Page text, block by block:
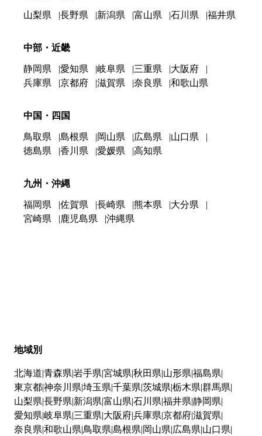
山梨県 長野県 新潟県 富山県 石川県 福井県
中部・近畿
静岡県 愛知県 岐阜県 三重県
大阪府
兵庫県
京都府 滋賀県 奈良県 和歌山県
中国・四国
鳥取県 島根県 岡山県 広島県
山口県
徳島県
香川県 愛媛県 高知県
九州・沖縄
福岡県 佐賀県 長崎県 熊本県
大分県
宮崎県
鹿児島県 沖縄県
地域別
北海道 青森県 岩手県 宮城県 秋田県 山形県 福島県
東京都神奈川県 埼玉県 千葉県 茨城県 栃木県 群馬県
山梨県 長野県 新潟県 富山県 石川県 福井県 静岡県
愛知県 岐阜県 三重県 大阪府兵庫県 京都府滋賀県
奈良県 和歌山県 鳥取県 島根県 岡山県 広島県 山口県